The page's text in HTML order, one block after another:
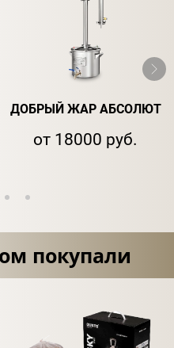
ДОБРЫЙ ЖАР АБСОЛЮТ
от 18000 руб.
покупали